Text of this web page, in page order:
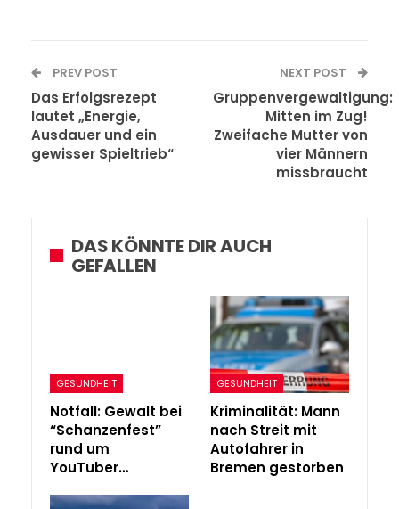
PREV POST
Das Erfolgsrezept
lautet „Energie,
Ausdauer und ein
gewisser Spieltrieb“
NEXT POST
Gruppenvergewaltigung:
Mitten im Zug!
Zweifache Mutter von
vier Männern
missbraucht
DAS KÖNNTE DIR AUCH
GEFALLEN
GESUNDHEIT
Notfall: Gewalt bei
“Schanzenfest”
rund um
YouTuber…
GESUNDHEIT
Kriminalität: Mann
nach Streit mit
Autofahrer in
Bremen gestorben